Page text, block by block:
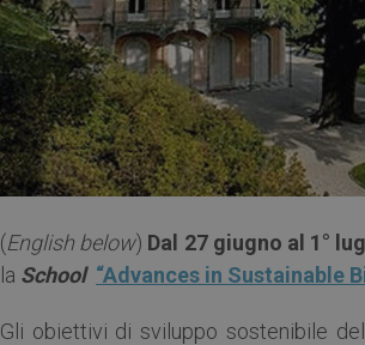
(English below) Dal 27 giugno al 1°
la School “Advances in Sustainable
Gli obiettivi di sviluppo sostenibile